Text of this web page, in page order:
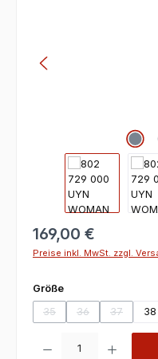
169,00 €
Preise inkl. MwSt. zzgl.
Größeauswählen
35
(Diese Option ist zurzeit
36
(Diese Option
37
(Diese
38